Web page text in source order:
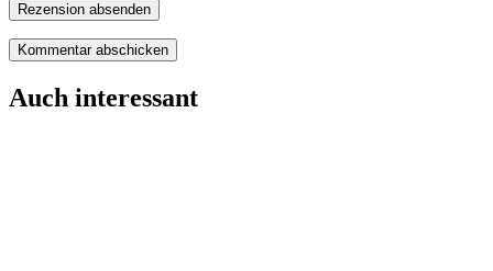
Rezension absenden
Auch interessant